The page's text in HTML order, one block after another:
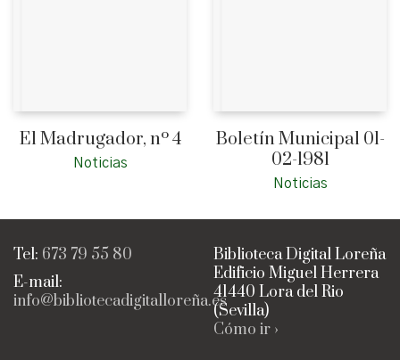
El Madrugador, nº 4
Noticias
Boletín Municipal 01-
02-1981
Noticias
Tel: 673 79 55 80
E-mail:
info@bibliotecadigitalloreña.es
Biblioteca Digital Loreña
Edificio Miguel Herrera
41440 Lora del Rio
(Sevilla)
Cómo ir ›